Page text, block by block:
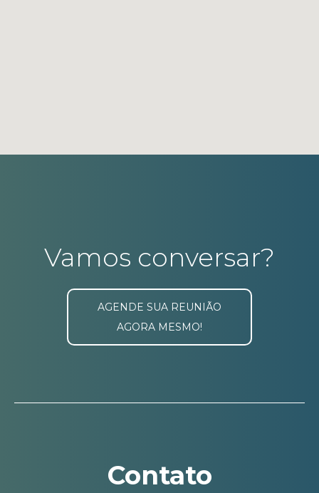
Vamos conversar?
AGENDE SUA REUNIÃO
AGORA MESMO!
Contato